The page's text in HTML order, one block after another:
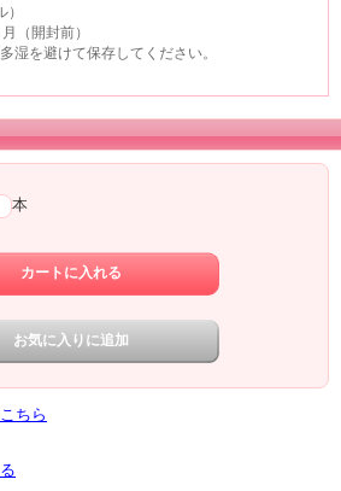
（開封前）
湿を避けて保存してください。
本
ちら